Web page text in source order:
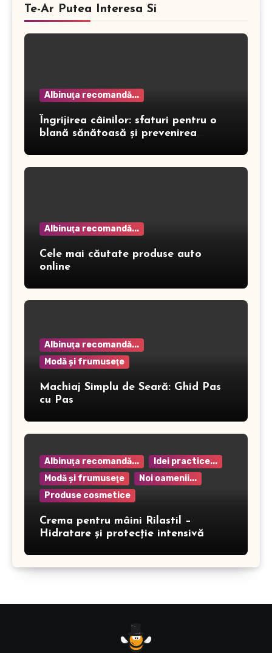
Te-Ar Putea Interesa Si
Albinuţa recomandă...
Îngrijirea câinilor: sfaturi pentru o
blană sănătoasă și prevenirea
Albinuţa recomandă...
Cele mai căutate produse auto
online
Albinuţa recomandă...
Modă şi frumuseţe
Machiaj Simplu de Seară: Ghid Pas
cu Pas
Albinuţa recomandă...
Idei practice...
Modă şi frumuseţe
Noi oamenii...
Produse cosmetice
Crema pentru mâini Rilastil –
Hidratare și protecție intensivă